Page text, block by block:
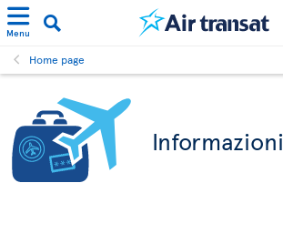
Menu
Home page
Informazioni